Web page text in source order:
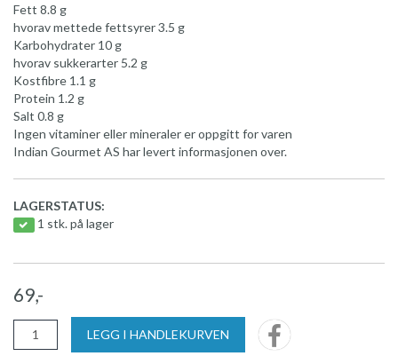
Fett 8.8 g
hvorav mettede fettsyrer 3.5 g
Karbohydrater 10 g
hvorav sukkerarter 5.2 g
Kostfibre 1.1 g
Protein 1.2 g
Salt 0.8 g
Ingen vitaminer eller mineraler er oppgitt for varen
Indian Gourmet AS har levert informasjonen over.
LAGERSTATUS:
1 stk. på lager
69,-
LEGG I HANDLEKURVEN